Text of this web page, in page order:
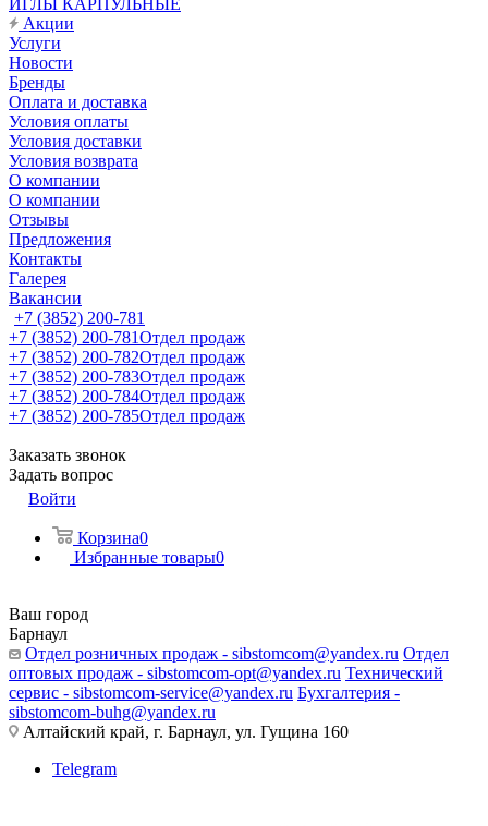
ИГЛЫ КАРПУЛЬНЫЕ
Акции
Услуги
Новости
Бренды
Оплата и доставка
Условия оплаты
Условия доставки
Условия возврата
О компании
О компании
Отзывы
Предложения
Контакты
Галерея
Вакансии
+7 (3852) 200-781
+7 (3852) 200-781Отдел продаж
+7 (3852) 200-782Отдел продаж
+7 (3852) 200-783Отдел продаж
+7 (3852) 200-784Отдел продаж
+7 (3852) 200-785Отдел продаж
Заказать звонок
Задать вопрос
Войти
Корзина0
Избранные товары0
Ваш город
Барнаул
Отдел розничных продаж - sibstomcom@yandex.ru Отдел
оптовых продаж - sibstomcom-opt@yandex.ru Технический
сервис - sibstomcom-service@yandex.ru Бухгалтерия -
sibstomcom-buhg@yandex.ru
Алтайский край, г. Барнаул, ул. Гущина 160
Telegram